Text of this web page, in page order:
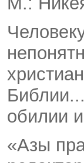
обилии
«Азы